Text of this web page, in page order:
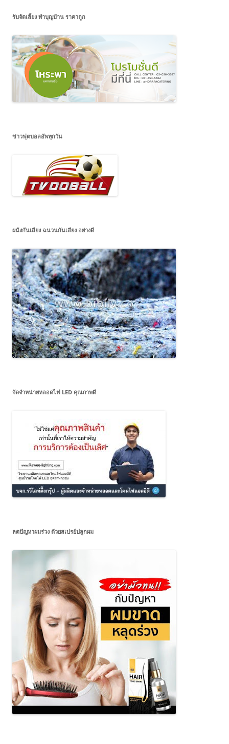
รับจัดเลี้ยง ทำบุญบ้าน ราคาถูก
ข่าวฟุตบอลอัพทุกวัน
ผนังกันเสียง ฉนวนกันเสียง อย่างดี
จัดจำหน่ายหลอดไฟ LED คุณภาพดี
ลดปัญหาผมร่วง ด้วยสเปรย์ปลูกผม